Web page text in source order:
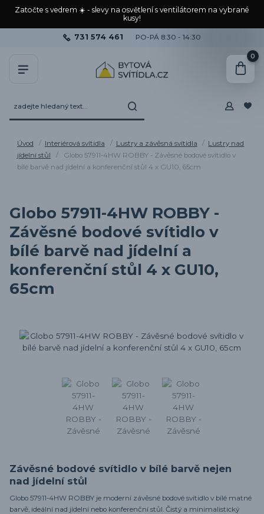
Zatočte s vedrem ☀️ - slevy na osvětlení s ventilátorem na vybrané
kusy!
731 574 461 PO-PÁ 8:30 - 14:30
0
Úvod Interiérová svítidla Lustry a závěsná svítidla
Lustry nad
jídelní stůl
Globo 57911-4HW ROBBY - Závěsné bodové svítidlo v
bílé barvě nad jídelní a konferenční stůl 4 x GU10, 65cm
Globo 57911-4HW ROBBY -
Závěsné bodové svítidlo v
bílé barvě nad jídelní a
konferenční stůl 4 x GU10,
65cm
Závěsné bodové svítidlo v bílé barvě nejen
nad jídelní stůl
Globo 57911-4HW ROBBY je moderní závěsné bodové svítidlo v bílé matné
barvě, ideální nad jídelní nebo konferenční stůl. Čistý a minimalistický